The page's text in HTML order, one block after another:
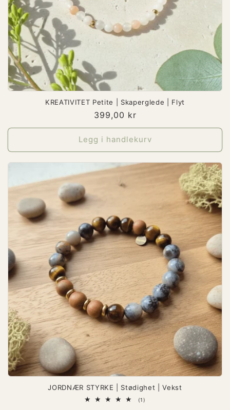
KREATIVITET Petite | Skaperglede | Flyt
Vanlig
pris
399,00 kr
Legg i handlekurv
JORDNÆR STYRKE | Stødighet | Vekst
(1)